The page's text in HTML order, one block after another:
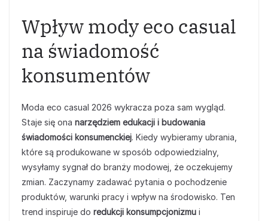
Wpływ mody eco casual
na świadomość
konsumentów
Moda eco casual 2026 wykracza poza sam wygląd.
Staje się ona narzędziem edukacji i budowania
świadomości konsumenckiej. Kiedy wybieramy ubrania,
które są produkowane w sposób odpowiedzialny,
wysyłamy sygnał do branży modowej, że oczekujemy
zmian. Zaczynamy zadawać pytania o pochodzenie
produktów, warunki pracy i wpływ na środowisko. Ten
trend inspiruje do redukcji konsumpcjonizmu i